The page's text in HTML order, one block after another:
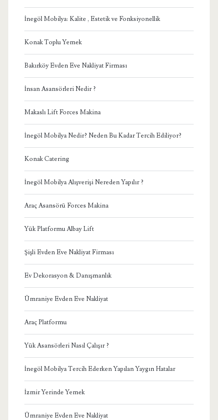
İnegöl Mobilya: Kalite , Estetik ve Fonksiyonellik
Konak Toplu Yemek
Bakırköy Evden Eve Nakliyat Firması
İnsan Asansörleri Nedir ?
Makaslı Lift Forces Makina
İnegöl Mobilya Nedir? Neden Bu Kadar Tercih Ediliyor?
Konak Catering
İnegöl Mobilya Alışverişi Nereden Yapılır ?
Araç Asansörü Forces Makina
Yük Platformu Albay Lift
Şişli Evden Eve Nakliyat Firması
Ev Dekorasyon & Danışmanlık
Ümraniye Evden Eve Nakliyat
Araç Platformu
Yük Asansörleri Nasıl Çalışır ?
İnegöl Mobilya Tercih Ederken Yapılan Yaygın Hatalar
İzmir Yerinde Yemek
Ümraniye Evden Eve Nakliyat